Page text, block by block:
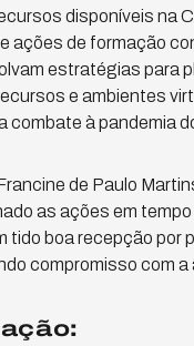
disponíveis na
ações de formação
estratégias para
e ambientes
à pandemia
de Paulo
as ações em
tido boa recepção
compromisso com a